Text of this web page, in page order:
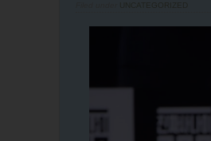
UNCATEGORIZED